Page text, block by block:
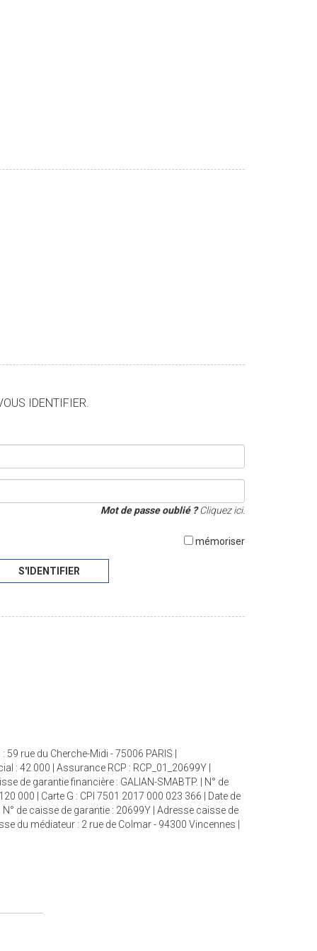
IDENTIFIER.
Mot de passe oublié ?Cliquez ici.
mémoriser
S'IDENTIFIER
rue du Cherche-Midi - 75006 PARIS |
: 42 000 | Assurance RCP : RCP_01_20699Y |
de garantie financière : GALIAN-SMABTP. | N° de
000 | Carte G : CPI 7501 2017 000 023 366 | Date de
de caisse de garantie : 20699Y | Adresse caisse de
du médiateur : 2 rue de Colmar - 94300 Vincennes |